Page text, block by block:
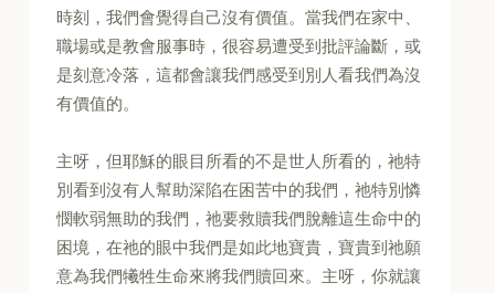
時刻，我們會覺得自己沒有價值。當我們在家中、
職場或是教會服事時，很容易遭受到批評論斷，或
是刻意冷落，這都會讓我們感受到別人看我們為沒
有價值的。
主呀，但耶穌的眼目所看的不是世人所看的，祂特
別看到沒有人幫助深陷在困苦中的我們，祂特別憐
憫軟弱無助的我們，祂要救贖我們脫離這生命中的
困境，在祂的眼中我們是如此地寶貴，寶貴到祂願
意為我們犧牲生命來將我們贖回來。主呀，你就讓